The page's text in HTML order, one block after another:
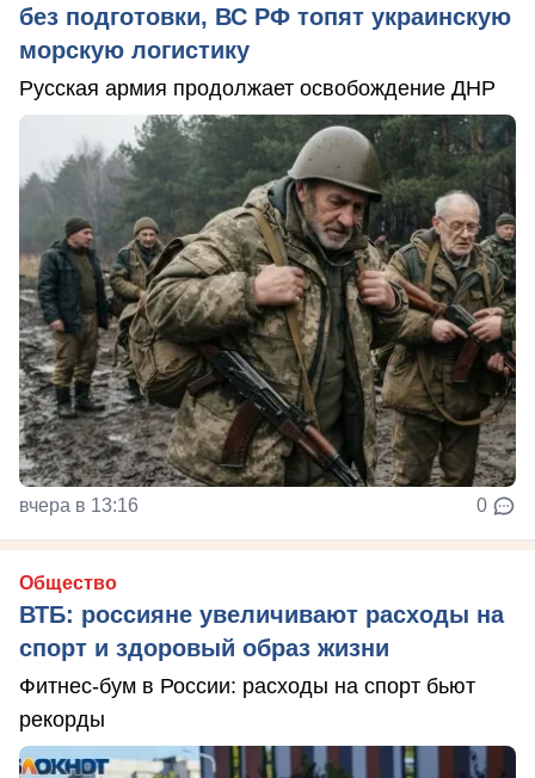
без подготовки, ВС РФ топят украинскую
морскую логистику
Русская армия продолжает освобождение ДНР
вчера в 13:16 0
Общество
ВТБ: россияне увеличивают расходы на
спорт и здоровый образ жизни
Фитнес-бум в России: расходы на спорт бьют
рекорды